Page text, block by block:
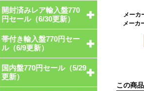
メーカ
メーカ
この商
開封済みレア輸入盤770
円セール（6/30更新）
帯付き輸入盤770円セー
ル（6/9更新）
国内盤770円セール（5/29
更新）